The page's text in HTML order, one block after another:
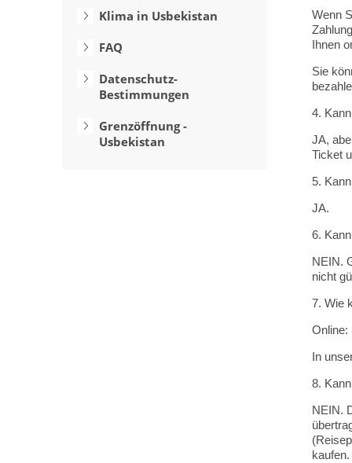
Klima in Usbekistan
FAQ
Datenschutz-
Bestimmungen
Grenzöffnung -
Usbekistan
Wenn
Ihnen
Sie
4.
JA,
Ticket
5.
JA.
6.
NEIN.
nicht
7. Wie
Online:
In
8.
NEIN.